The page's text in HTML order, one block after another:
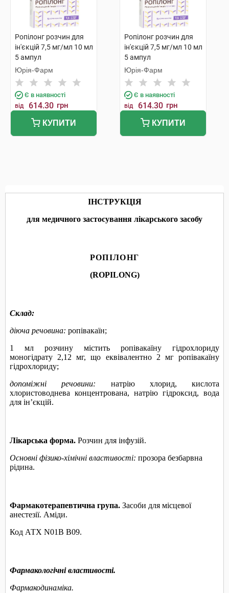
Ропілонг розчин для
ін'єкцій 7,5 мг/мл 10 мл
5 ампул
Юрія-Фарм
Є в наявності
від 614.30 грн
КУПИТИ
Ропілонг розчин для
ін'єкцій 7,5 мг/мл 10 мл
5 ампул
Юрія-Фарм
Є в наявності
від 614.30 грн
КУПИТИ